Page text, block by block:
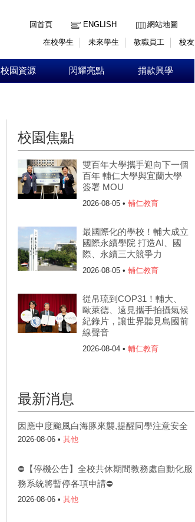
回首頁
ENGLISH
網站地圖
在校學生
未來學生 教職員工 校友
校園資源 閃耀亮點 捐款興學
校園焦點
雙百年大學攜手迎向下一個
百年 輔仁大學與宜蘭大學
簽署 MOU
2026-08-05 • 輔仁教育
最國際化的學校！輔大成立
國際永續學院 打造AI、國
際、永續三大競爭力
2026-08-05 • 輔仁教育
從帛琉到COP31！輔大、
歐萊德、遠見攜手拍攝氣候
紀錄片，讓世界聽見島國前
線聲音
2026-08-04 • 輔仁教育
最新消息
因應中度颱風白海豚來襲,提醒同學注意安全
2026-08-06 • 其他
⛔【停機公告】全校共休期間教務處自動化服
務系統將暫停各項申請⛔
2026-08-06 • 其他